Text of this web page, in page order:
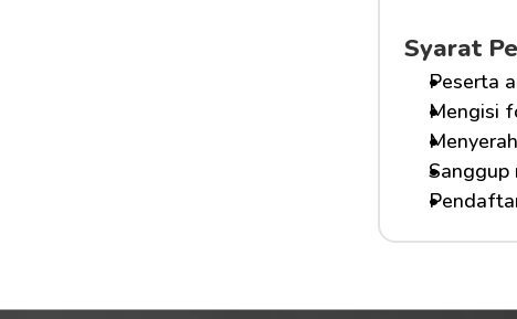
Syarat
Peserta
Mengisi
Sanggup